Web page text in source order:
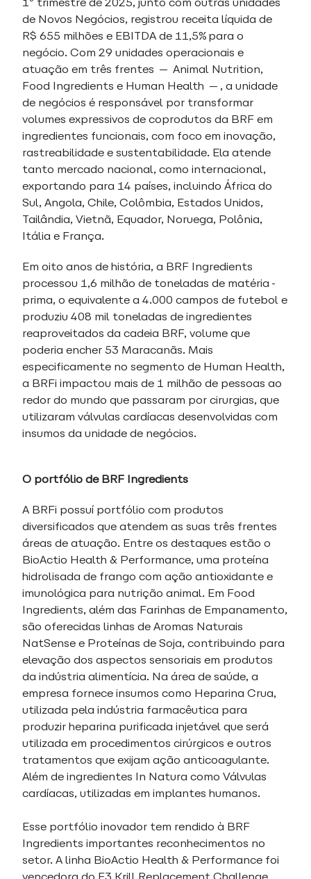
de Novos Negócios, registrou receita líquida de
R$ 655 milhões e EBITDA de 11,5% para o
negócio. Com 29 unidades operacionais e
atuação em três frentes — Animal Nutrition,
Food Ingredients e Human Health —, a unidade
de negócios é responsável por transformar
volumes expressivos de coprodutos da BRF em
ingredientes funcionais, com foco em inovação,
rastreabilidade e sustentabilidade. Ela atende
tanto mercado nacional, como internacional,
exportando para 14 países, incluindo África do
Sul, Angola, Chile, Colômbia, Estados Unidos,
Tailândia, Vietnã, Equador, Noruega, Polônia,
Itália e França.
Em oito anos de história, a BRF Ingredients
processou 1,6 milhão de toneladas de matéria-
prima, o equivalente a 4.000 campos de futebol e
produziu 408 mil toneladas de ingredientes
reaproveitados da cadeia BRF, volume que
poderia encher 53 Maracanãs. Mais
especificamente no segmento de Human Health,
a BRFi impactou mais de 1 milhão de pessoas ao
redor do mundo que passaram por cirurgias, que
utilizaram válvulas cardíacas desenvolvidas com
insumos da unidade de negócios.
O portfólio de BRF Ingredients
A BRFi possuí portfólio com produtos
diversificados que atendem as suas três frentes
áreas de atuação. Entre os destaques estão o
BioActio Health & Performance, uma proteína
hidrolisada de frango com ação antioxidante e
imunológica para nutrição animal. Em Food
Ingredients, além das Farinhas de Empanamento,
são oferecidas linhas de Aromas Naturais
NatSense e Proteínas de Soja, contribuindo para
elevação dos aspectos sensoriais em produtos
da indústria alimentícia. Na área de saúde, a
empresa fornece insumos como Heparina Crua,
utilizada pela indústria farmacêutica para
produzir heparina purificada injetável que será
utilizada em procedimentos cirúrgicos e outros
tratamentos que exijam ação anticoagulante.
Além de ingredientes In Natura como Válvulas
cardíacas, utilizadas em implantes humanos.
Esse portfólio inovador tem rendido à BRF
Ingredients importantes reconhecimentos no
setor. A linha BioActio Health & Performance foi